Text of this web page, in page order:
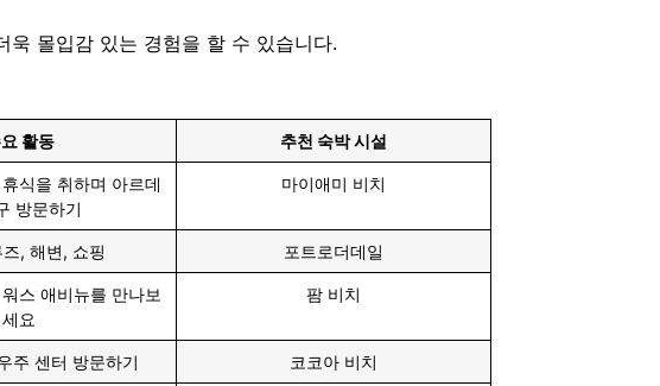
몰입감 있는 경험을 할 수 있습니다.
활동 추천 숙박 시설
식을 취하며 아르데
방문하기
마이애미 비치
, 해변, 쇼핑 포트로더데일
스 애비뉴를 만나보
세요
팜 비치
주 센터 방문하기 코코아 비치